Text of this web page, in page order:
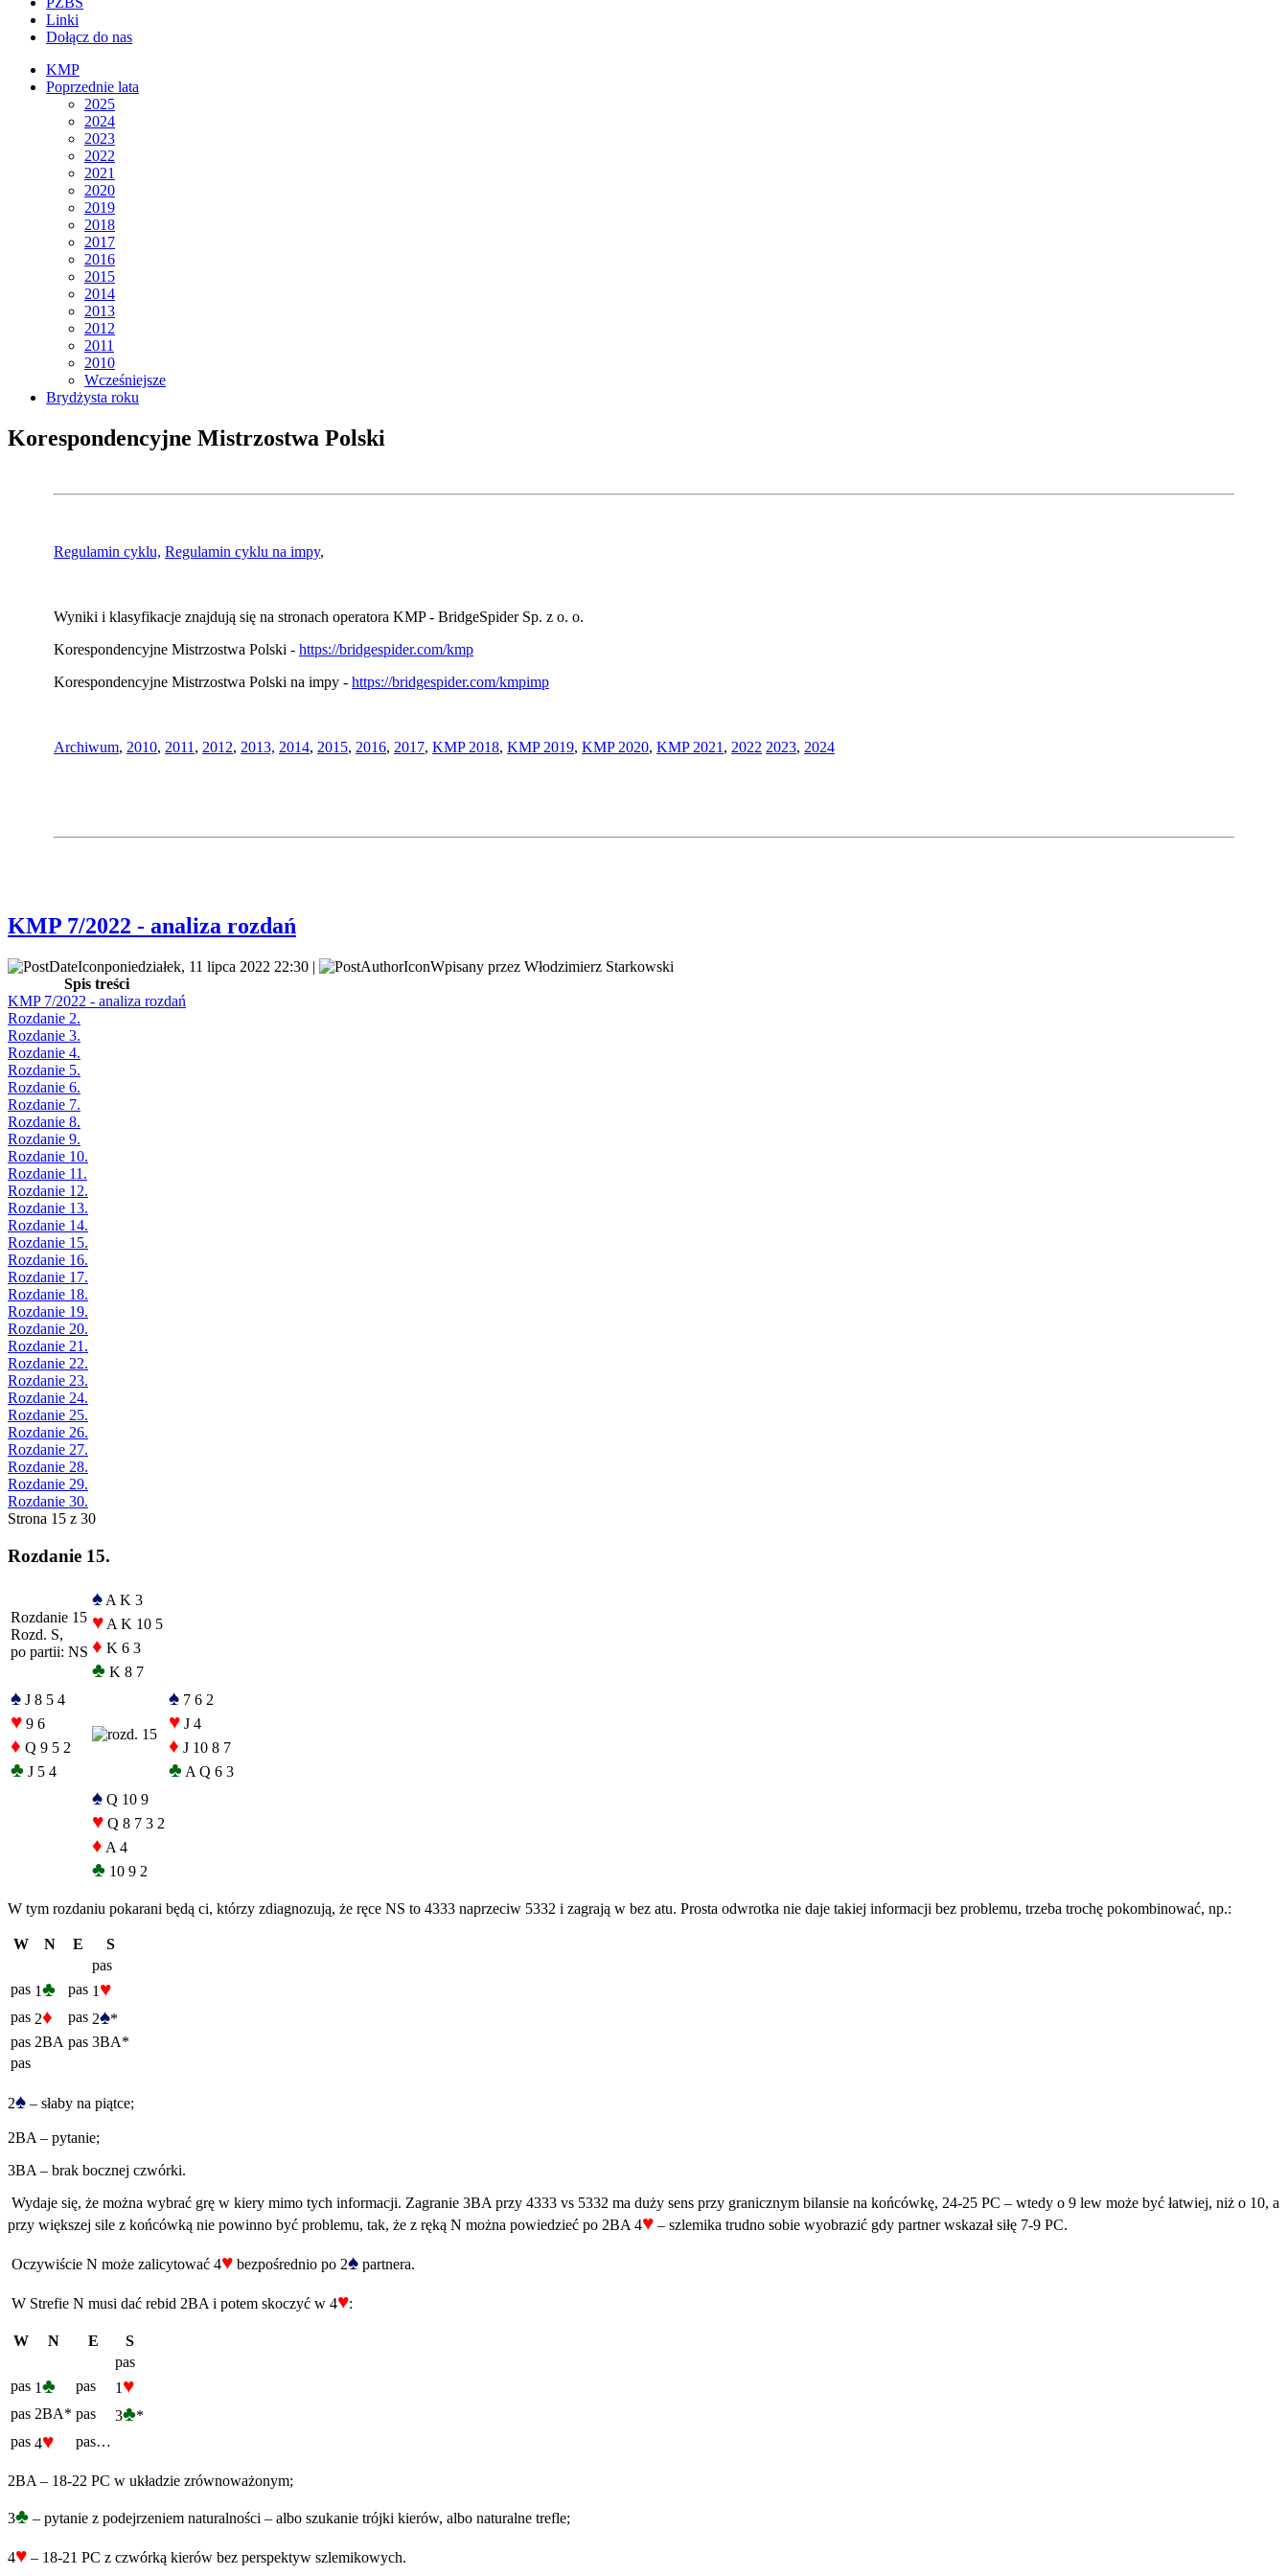
Linki
Dołącz do nas
KMP
Poprzednie lata
2025
2024
2023
2022
2021
2020
2019
2018
2017
2016
2015
2014
2013
2012
2011
2010
Wcześniejsze
Brydżysta roku
Korespondencyjne Mistrzostwa Polski
Regulamin cyklu, Regulamin cyklu na impy,
Wyniki i klasyfikacje znajdują się na stronach operatora KMP - BridgeSpider Sp. z o. o.
Korespondencyjne Mistrzostwa Polski - https://bridgespider.com/kmp
Korespondencyjne Mistrzostwa Polski na impy - https://bridgespider.com/kmpimp
Archiwum, 2010, 2011 , 2012, 2013, 2014, 2015, 2016, 2017, KMP 2018, KMP 2019, KMP 2020, KMP 2021 , 2022 2023, 2024
KMP 7/2022 - analiza rozdań
poniedziałek, 11 lipca 2022 22:30 |
Wpisany przez Włodzimierz Starkowski
Spis treści
KMP 7/2022 - analiza rozdań
Rozdanie 2.
Rozdanie 3.
Rozdanie 4.
Rozdanie 5.
Rozdanie 6.
Rozdanie 7.
Rozdanie 8.
Rozdanie 9.
Rozdanie 10.
Rozdanie 11.
Rozdanie 12.
Rozdanie 13.
Rozdanie 14.
Rozdanie 15.
Rozdanie 16.
Rozdanie 17.
Rozdanie 18.
Rozdanie 19.
Rozdanie 20.
Rozdanie 21.
Rozdanie 22.
Rozdanie 23.
Rozdanie 24.
Rozdanie 25.
Rozdanie 26.
Rozdanie 27.
Rozdanie 28.
Rozdanie 29.
Rozdanie 30.
Strona 15 z 30
Rozdanie 15.
Rozdanie 15
Rozd. S,
po partii: NS
♠ A K 3
♥ A K 10 5
♦ K 6 3
♣ K 8 7
♠ J 8 5 4
♥ 9 6
♦ Q 9 5 2
♣ J 5 4
♠ 7 6 2
♥ J 4
♦ J 10 8 7
♣ A Q 6 3
♠ Q 10 9
♥ Q 8 7 3 2
♦ A 4
♣ 10 9 2
W tym rozdaniu pokarani będą ci, którzy zdiagnozują, że ręce NS to 4333 naprzeciw 5332 i zagrają w bez atu. Prosta odwrotka nie daje takiej informacji bez problemu, trzeba trochę pokombinować, np.:
W N E
S
pas
pas 1♣ pas 1 ♥
pas 2♦ pas 2♠*
pas 2BA pas 3BA*
pas
2♠ – słaby na piątce;
2BA – pytanie;
3BA – brak bocznej czwórki.
Wydaje się, że można wybrać grę w kiery mimo tych informacji. Zagranie 3BA przy 4333 vs 5332 ma duży sens przy granicznym bilansie na końcówkę, 24-25 PC – wtedy o 9 lew może być łatwiej, niż o 10, a
przy większej sile z końcówką nie powinno być problemu, tak, że z ręką N można powiedzieć po 2BA 4♥ – szlemika trudno sobie wyobrazić gdy partner wskazał siłę 7-9 PC.
Oczywiście N może zalicytować 4♥ bezpośrednio po 2♠ partnera.
W Strefie N musi dać rebid 2BA i potem skoczyć w 4♥:
W N E
S
pas
pas 1♣ pas 1 ♥
pas 2BA* pas 3♣*
pas 4♥ pas…
2BA – 18-22 PC w układzie zrównoważonym;
3♣ – pytanie z podejrzeniem naturalności – albo szukanie trójki kierów, albo naturalne trefle;
4♥ – 18-21 PC z czwórką kierów bez perspektyw szlemikowych.